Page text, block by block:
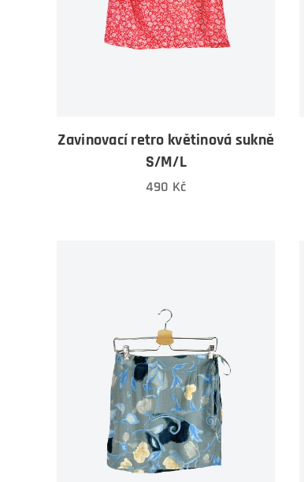
Zavinovací retro květinová sukně
S/M/L
490 Kč